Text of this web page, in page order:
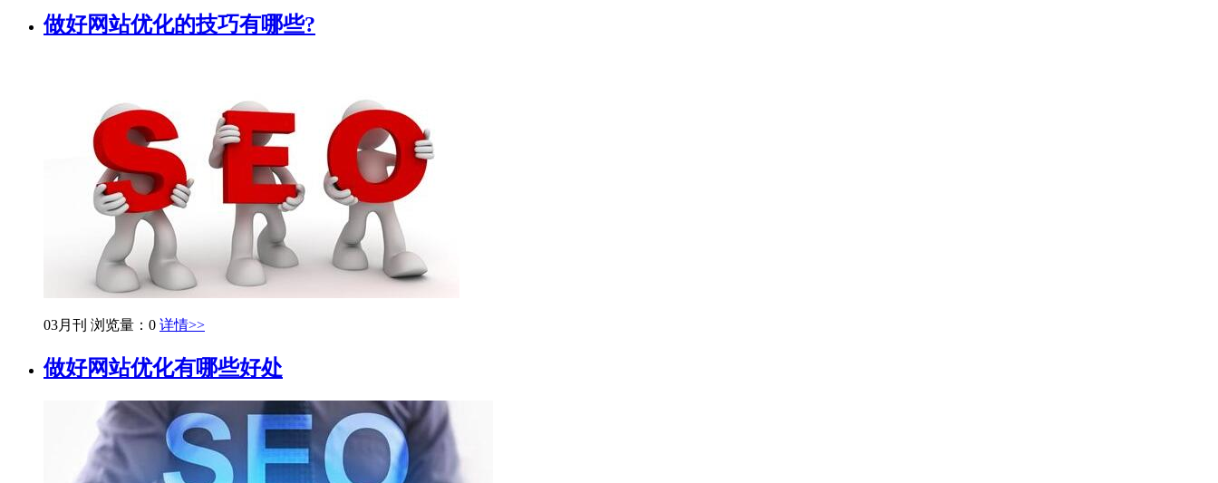
做好网站优化的技巧有哪些?
03月刊 浏览量：0 详情>>
做好网站优化有哪些好处